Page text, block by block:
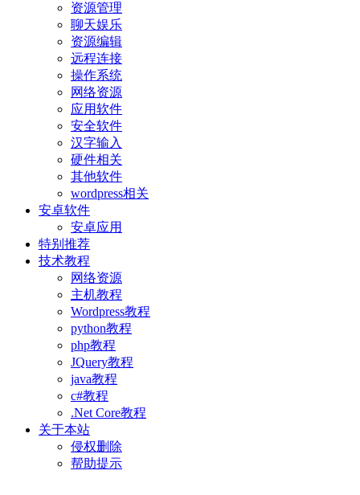
资源管理
聊天娱乐
资源编辑
远程连接
操作系统
网络资源
应用软件
安全软件
汉字输入
硬件相关
其他软件
wordpress相关
安卓软件
安卓应用
特别推荐
技术教程
网络资源
主机教程
Wordpress教程
python教程
php教程
JQuery教程
java教程
c#教程
.Net Core教程
关于本站
侵权删除
帮助提示